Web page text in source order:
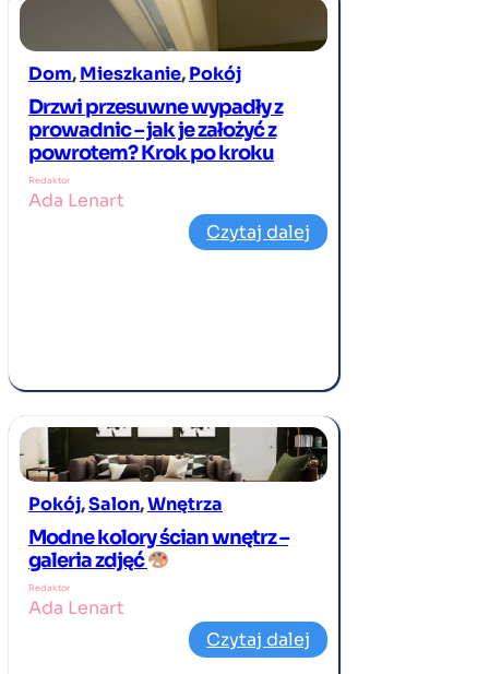
Dom, Mieszkanie, Pokój
Drzwi przesuwne wypadły z
prowadnic – jak je założyć z
powrotem? Krok po kroku
Redaktor
Ada Lenart
Czytaj dalej
Pokój, Salon, Wnętrza
Modne kolory ścian wnętrz –
galeria zdjęć
Redaktor
Ada Lenart
Czytaj dalej